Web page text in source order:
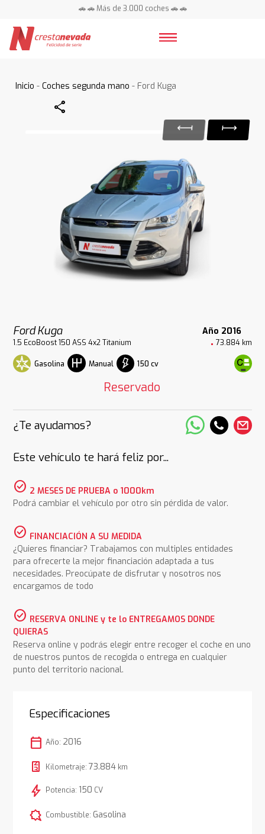
🚗 🚗 Más de 3.000 coches 🚗 🚗
Inicio -Coches segunda mano - Ford Kuga
Share
Ford Kuga Año 2016
1.5 EcoBoost 150 ASS 4x2 Titanium 73.884 km
Gasolina Manual 150 cv
Reservado
¿Te ayudamos?
Este vehículo te hará feliz por...
check_circle 2 MESES DE PRUEBA o 1000km
Podrá cambiar el vehículo por otro sin pérdida de valor.
check_circle FINANCIACIÓN A SU MEDIDA
¿Quieres financiar? Trabajamos con multiples entidades
para ofrecerte la mejor financiación adaptada a tus
necesidades. Preocúpate de disfrutar y nosotros nos
encargamos de todo
check_circle RESERVA ONLINE y te lo ENTREGAMOS DONDE
QUIERAS
Reserva online y podrás elegir entre recoger el coche en uno
de nuestros puntos de recogida o entrega en cualquier
punto del territorio nacional.
Especificaciones
calendar_today Año: 2016
Kilometraje: 73.884km
bolt Potencia: 150 CV
comic_bubble Combustible: Gasolina